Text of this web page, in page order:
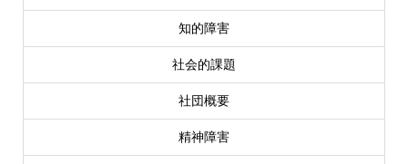
知的障害
社会的課題
社団概要
精神障害